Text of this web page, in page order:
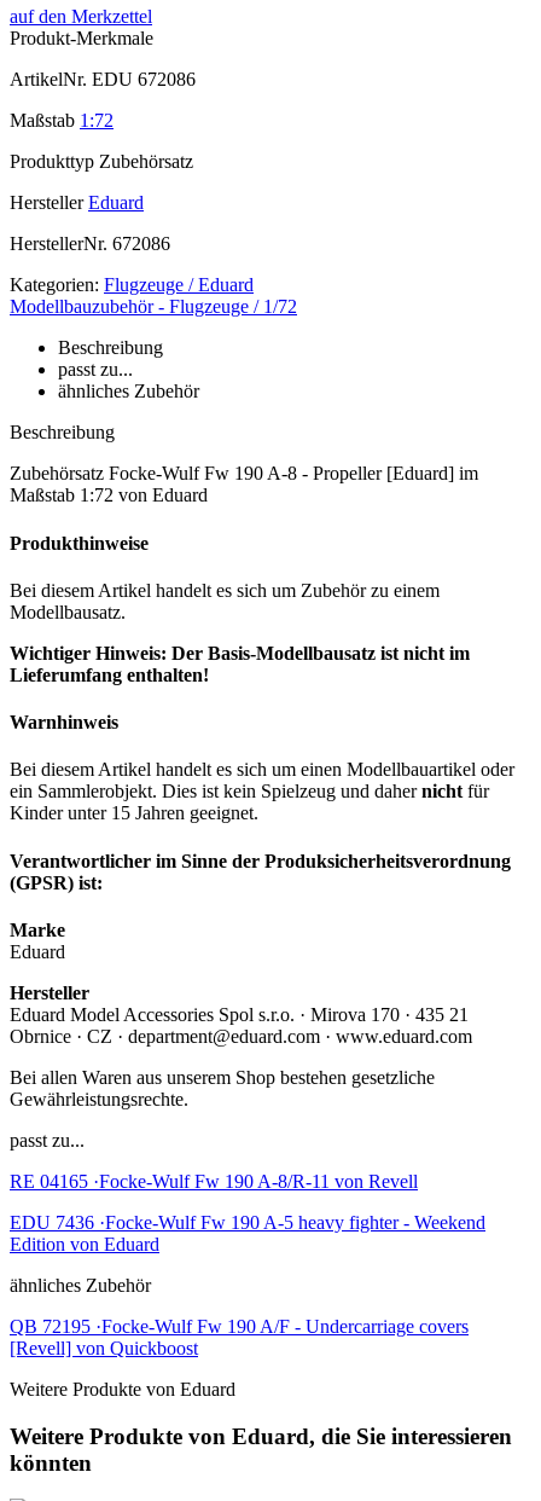
auf den Merkzettel
Produkt-Merkmale
ArtikelNr. EDU 672086
Maßstab 1:72
Produkttyp Zubehörsatz
Hersteller Eduard
HerstellerNr. 672086
Kategorien: Flugzeuge / Eduard
Modellbauzubehör - Flugzeuge / 1/72
Beschreibung
passt zu...
ähnliches Zubehör
Beschreibung
Zubehörsatz Focke-Wulf Fw 190 A-8 - Propeller [Eduard] im
Maßstab 1:72 von Eduard
Produkthinweise
Bei diesem Artikel handelt es sich um Zubehör zu einem
Modellbausatz.
Wichtiger Hinweis: Der Basis-Modellbausatz ist nicht im
Lieferumfang enthalten!
Warnhinweis
Bei diesem Artikel handelt es sich um einen Modellbauartikel oder
ein Sammlerobjekt. Dies ist kein Spielzeug und dahernicht für
Kinder unter 15 Jahren geeignet.
Verantwortlicher im Sinne der Produksicherheitsverordnung
(GPSR) ist:
Marke
Eduard
Hersteller
Eduard Model Accessories Spol s.r.o. · Mirova 170 · 435 21
Obrnice · CZ · department@eduard.com · www.eduard.com
Bei allen Waren aus unserem Shop bestehen gesetzliche
Gewährleistungsrechte.
passt zu...
RE 04165 ·Focke-Wulf Fw 190 A-8/R-11 von Revell
EDU 7436 ·Focke-Wulf Fw 190 A-5 heavy fighter - Weekend
Edition von Eduard
ähnliches Zubehör
QB 72195 ·Focke-Wulf Fw 190 A/F - Undercarriage covers
[Revell] von Quickboost
Weitere Produkte von Eduard
Weitere Produkte von Eduard, die Sie interessieren
könnten